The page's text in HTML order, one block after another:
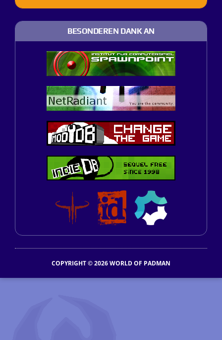
BESONDEREN DANK AN
COPYRIGHT © 2026 WORLD OF PADMAN